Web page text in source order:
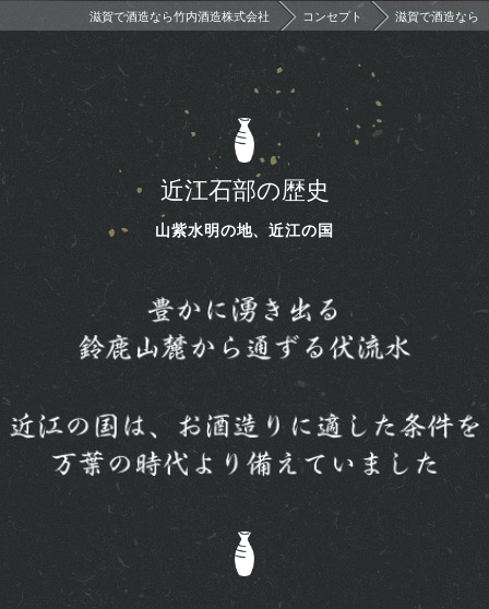
滋賀で酒造なら竹内酒造株式会社 コンセプト 滋賀で酒造なら
山紫水明の地、近江の国
近江石部の歴史